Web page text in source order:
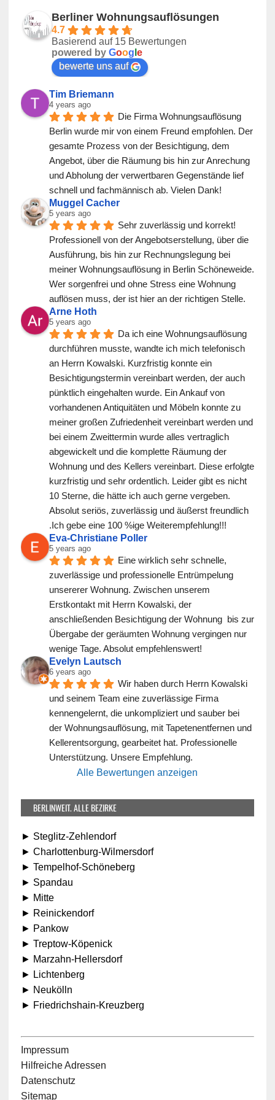
Berliner Wohnungsauflösungen
4.7
Basierend auf 15 Bewertungen
powered by Goog e
bewerte uns auf
Tim Briemann
4 years ago
Die Firma Wohnungsauflösung
Berlin wurde mir von einem Freund empfohlen. Der
gesamte Prozess von der Besichtigung, dem
Angebot, über die Räumung bis hin zur Anrechung
und Abholung der verwertbaren Gegenstände lief
schnell und fachmännisch ab. Vielen Dank!
Muggel Cacher
5 years ago
Sehr zuverlässig und korrekt!
Professionell von der Angebotserstellung, über die
Ausführung, bis hin zur Rechnungslegung bei
meiner Wohnungsauflösung in Berlin Schöneweide.
Wer sorgenfrei und ohne Stress eine Wohnung
auflösen muss, der ist hier an der richtigen Stelle.
Arne Hoth
5 years ago
Da ich eine Wohnungsauflösung
durchführen musste, wandte ich mich telefonisch
an Herrn Kowalski. Kurzfristig konnte ein
Besichtigungstermin vereinbart werden, der auch
pünktlich eingehalten wurde. Ein Ankauf von
vorhandenen Antiquitäten und Möbeln konnte zu
meiner großen Zufriedenheit vereinbart werden und
bei einem Zweittermin wurde alles vertraglich
abgewickelt und die komplette Räumung der
Wohnung und des Kellers vereinbart. Diese erfolgte
kurzfristig und sehr ordentlich. Leider gibt es nicht
10 Sterne, die hätte ich auch gerne vergeben.
Absolut seriös, zuverlässig und äußerst freundlich
.Ich gebe eine 100 %ige Weiterempfehlung!!!
Eva-Christiane Poller
5 years ago
Eine wirklich sehr schnelle,
zuverlässige und professionelle Entrümpelung
unsererer Wohnung. Zwischen unserem
Erstkontakt mit Herrn Kowalski, der
anschließenden Besichtigung der Wohnung  bis zur
Übergabe der geräumten Wohnung vergingen nur
wenige Tage. Absolut empfehlenswert!
Evelyn Lautsch
6 years ago
Wir haben durch Herrn Kowalski
und seinem Team eine zuverlässige Firma
kennengelernt, die unkompliziert und sauber bei
der Wohnungsauflösung, mit Tapetenentfernen und
Kellerentsorgung, gearbeitet hat. Professionelle
Unterstützung. Unsere Empfehlung.
Alle Bewertungen anzeigen
BERLINWEIT. ALLE BEZIRKE
► Steglitz-Zehlendorf
► Charlottenburg-Wilmersdorf
► Tempelhof-Schöneberg
► Spandau
► Mitte
► Reinickendorf
► Pankow
► Treptow-Köpenick
► Marzahn-Hellersdorf
► Lichtenberg
► Neukölln
► Friedrichshain-Kreuzberg
Impressum
Hilfreiche Adressen
Datenschutz
Sitemap